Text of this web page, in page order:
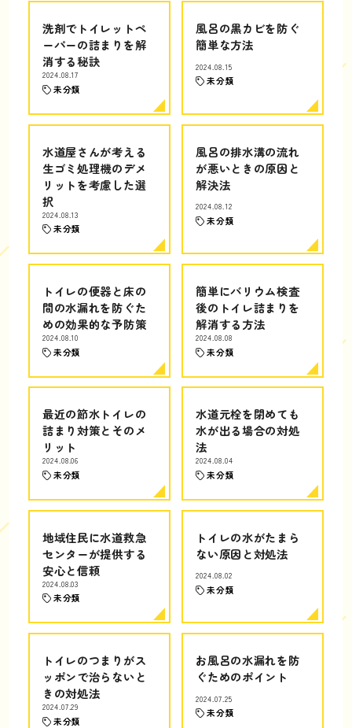
洗剤でトイレットペ
ーパーの詰まりを解
消する秘訣
2024.08.17
未分類
風呂の黒カビを防ぐ
簡単な方法
2024.08.15
未分類
水道屋さんが考える
生ゴミ処理機のデメ
リットを考慮した選
択
2024.08.13
未分類
風呂の排水溝の流れ
が悪いときの原因と
解決法
2024.08.12
未分類
トイレの便器と床の
間の水漏れを防ぐた
めの効果的な予防策
2024.08.10
未分類
簡単にバリウム検査
後のトイレ詰まりを
解消する方法
2024.08.08
未分類
最近の節水トイレの
詰まり対策とそのメ
リット
2024.08.06
未分類
水道元栓を閉めても
水が出る場合の対処
法
2024.08.04
未分類
地域住民に水道救急
センターが提供する
安心と信頼
2024.08.03
未分類
トイレの水がたまら
ない原因と対処法
2024.08.02
未分類
トイレのつまりがス
ッポンで治らないと
きの対処法
2024.07.29
未分類
お風呂の水漏れを防
ぐためのポイント
2024.07.25
未分類